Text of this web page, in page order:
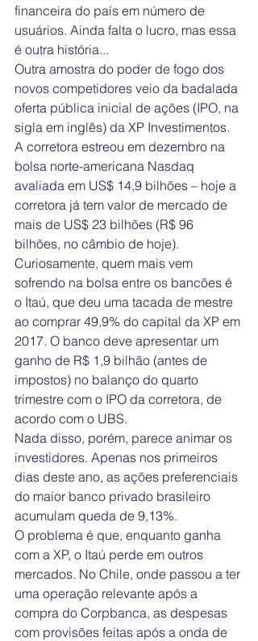
financeira do país em número de
usuários. Ainda falta o lucro, mas essa
é outra história...
Outra amostra do poder de fogo dos
novos competidores veio da badalada
oferta pública inicial de ações (IPO, na
sigla em inglês) da XP Investimentos.
A corretora estreou em dezembro na
bolsa norte-americana Nasdaq
avaliada em US$ 14,9 bilhões – hoje a
corretora já tem valor de mercado de
mais de US$ 23 bilhões (R$ 96
bilhões, no câmbio de hoje).
Curiosamente, quem mais vem
sofrendo na bolsa entre os bancões é
o Itaú, que deu uma tacada de mestre
ao comprar 49,9% do capital da XP em
2017. O banco deve apresentar um
ganho de R$ 1,9 bilhão (antes de
impostos) no balanço do quarto
trimestre com o IPO da corretora, de
acordo com o UBS.
Nada disso, porém, parece animar os
investidores. Apenas nos primeiros
dias deste ano, as ações preferenciais
do maior banco privado brasileiro
acumulam queda de 9,13%.
O problema é que, enquanto ganha
com a XP, o Itaú perde em outros
mercados. No Chile, onde passou a ter
uma operação relevante após a
compra do Corpbanca, as despesas
com provisões feitas após a onda de